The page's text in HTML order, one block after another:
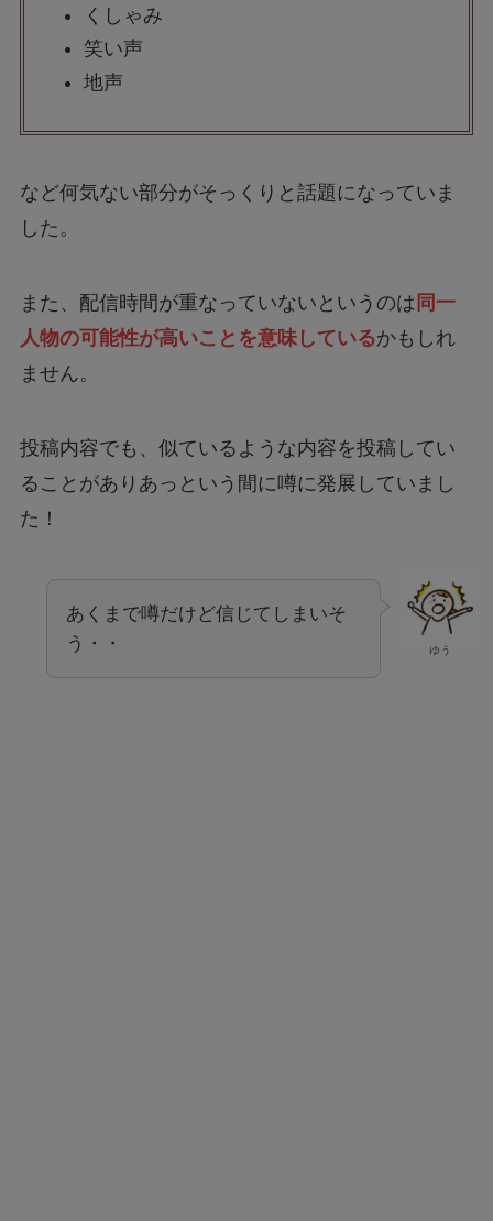
くしゃみ
笑い声
地声
など何気ない部分がそっくりと話題になっていま
した。
また、配信時間が重なっていないというのは 同一
人物の可能性が高いことを意味しているかもしれ
ません。
投稿内容でも、似ているような内容を投稿してい
ることがありあっという間に噂に発展していまし
た！
ゆう
あくまで噂だけど信じてしまいそ
う・・